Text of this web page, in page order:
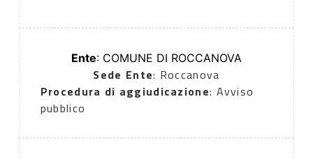
Ente: COMUNE DI ROCCANOVA
Sede Ente: Roccanova
Procedura di aggiudicazione: Avviso
pubblico